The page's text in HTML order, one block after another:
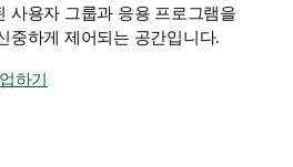
사용자 그룹과 응용 프로그램을
중하게 제어되는 공간입니다.
하기